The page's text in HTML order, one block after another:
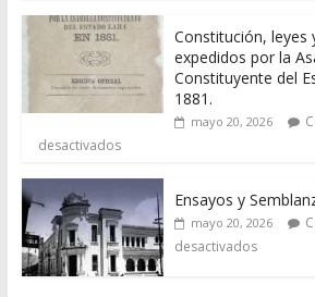
Constitución, leyes
expedidos por la
Constituyente del
1881.
mayo 20, 2026
desactivados
Ensayos y
mayo 20, 2026
desactivados